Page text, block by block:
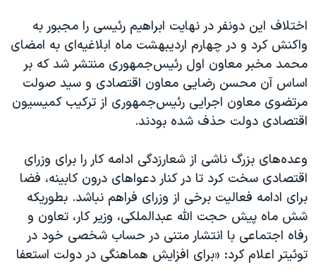
اختلاف این دونفر در نهایت ابراهیم رئیسی را مجبور به
واکنش کرد و در چهارم اردیبهشت ماه ابلاغیه‌ای به امضای
محمد مخبر معاون اول رئیس‌جمهوری منتشر شد که بر
اساس آن محسن رضایی معاون اقتصادی و سید صولت
مرتضوی معاون اجرایی رئیس‌جمهوری از ترکیب کمیسیون
اقتصادی دولت حذف شده بودند.
وعده‌های بزرگ ناشی از شعارزدگی ادامه کار را برای وزرای
اقتصادی سخت کرد تا در کنار دعواهای درون کابینه، فضا
برای ادامه فعالیت برخی از وزرای فراهم نباشد. بطوریکه
شش ماه پیش حجت الله عبدالملکی، وزیر کار، تعاون و
رفاه اجتماعی با انتشار متنی در حساب شخصی خود در
توئیتر اعلام کرد: «برای افزایش هماهنگی در دولت استعفا